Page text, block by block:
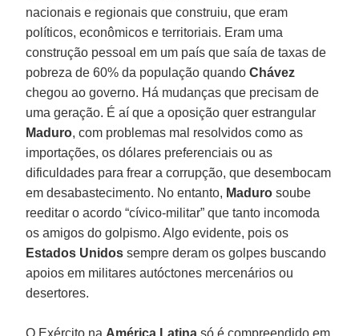
nacionais e regionais que construiu, que eram
políticos, econômicos e territoriais. Eram uma
construção pessoal em um país que saía de taxas de
pobreza de 60% da população quandoChávez
chegou ao governo. Há mudanças que precisam de
uma geração. É aí que a oposição quer estrangular
Maduro, com problemas mal resolvidos como as
importações, os dólares preferenciais ou as
dificuldades para frear a corrupção, que desembocam
em desabastecimento. No entanto, Maduro soube
reeditar o acordo “cívico-militar” que tanto incomoda
os amigos do golpismo. Algo evidente, pois os
Estados Unidos sempre deram os golpes buscando
apoios em militares autóctones mercenários ou
desertores.
O Exército na América Latina só é compreendido em